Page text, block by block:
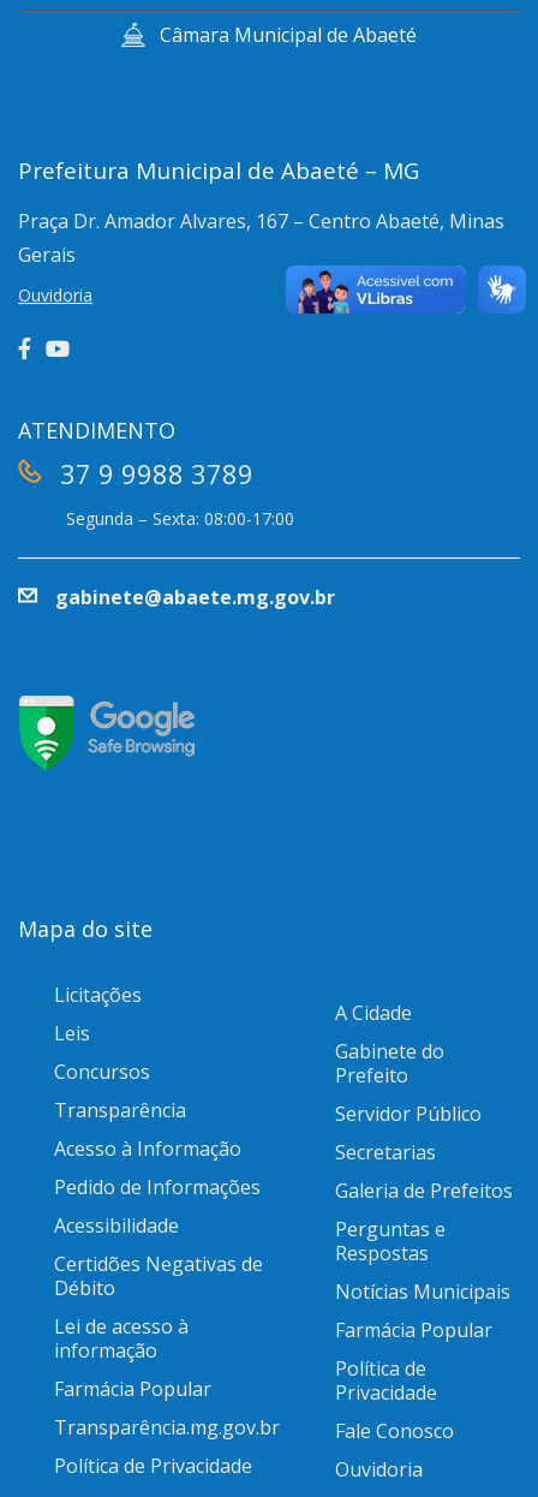
Câmara Municipal de Abaeté
Prefeitura Municipal de Abaeté – MG
Praça Dr. Amador Alvares, 167 – Centro Abaeté, Minas
Gerais
Ouvidoria
ATENDIMENTO
37 9 9988 3789
Segunda – Sexta: 08:00-17:00
gabinete@abaete.mg.gov.br
Mapa do site
Licitações
Leis
Concursos
Transparência
Acesso à Informação
Pedido de Informações
Acessibilidade
Certidões Negativas de
Débito
Lei de acesso à
informação
Farmácia Popular
Transparência.mg.gov.br
Política de Privacidade
A Cidade
Gabinete do
Prefeito
Servidor Público
Secretarias
Galeria de Prefeitos
Perguntas e
Respostas
Notícias Municipais
Farmácia Popular
Política de
Privacidade
Fale Conosco
Ouvidoria